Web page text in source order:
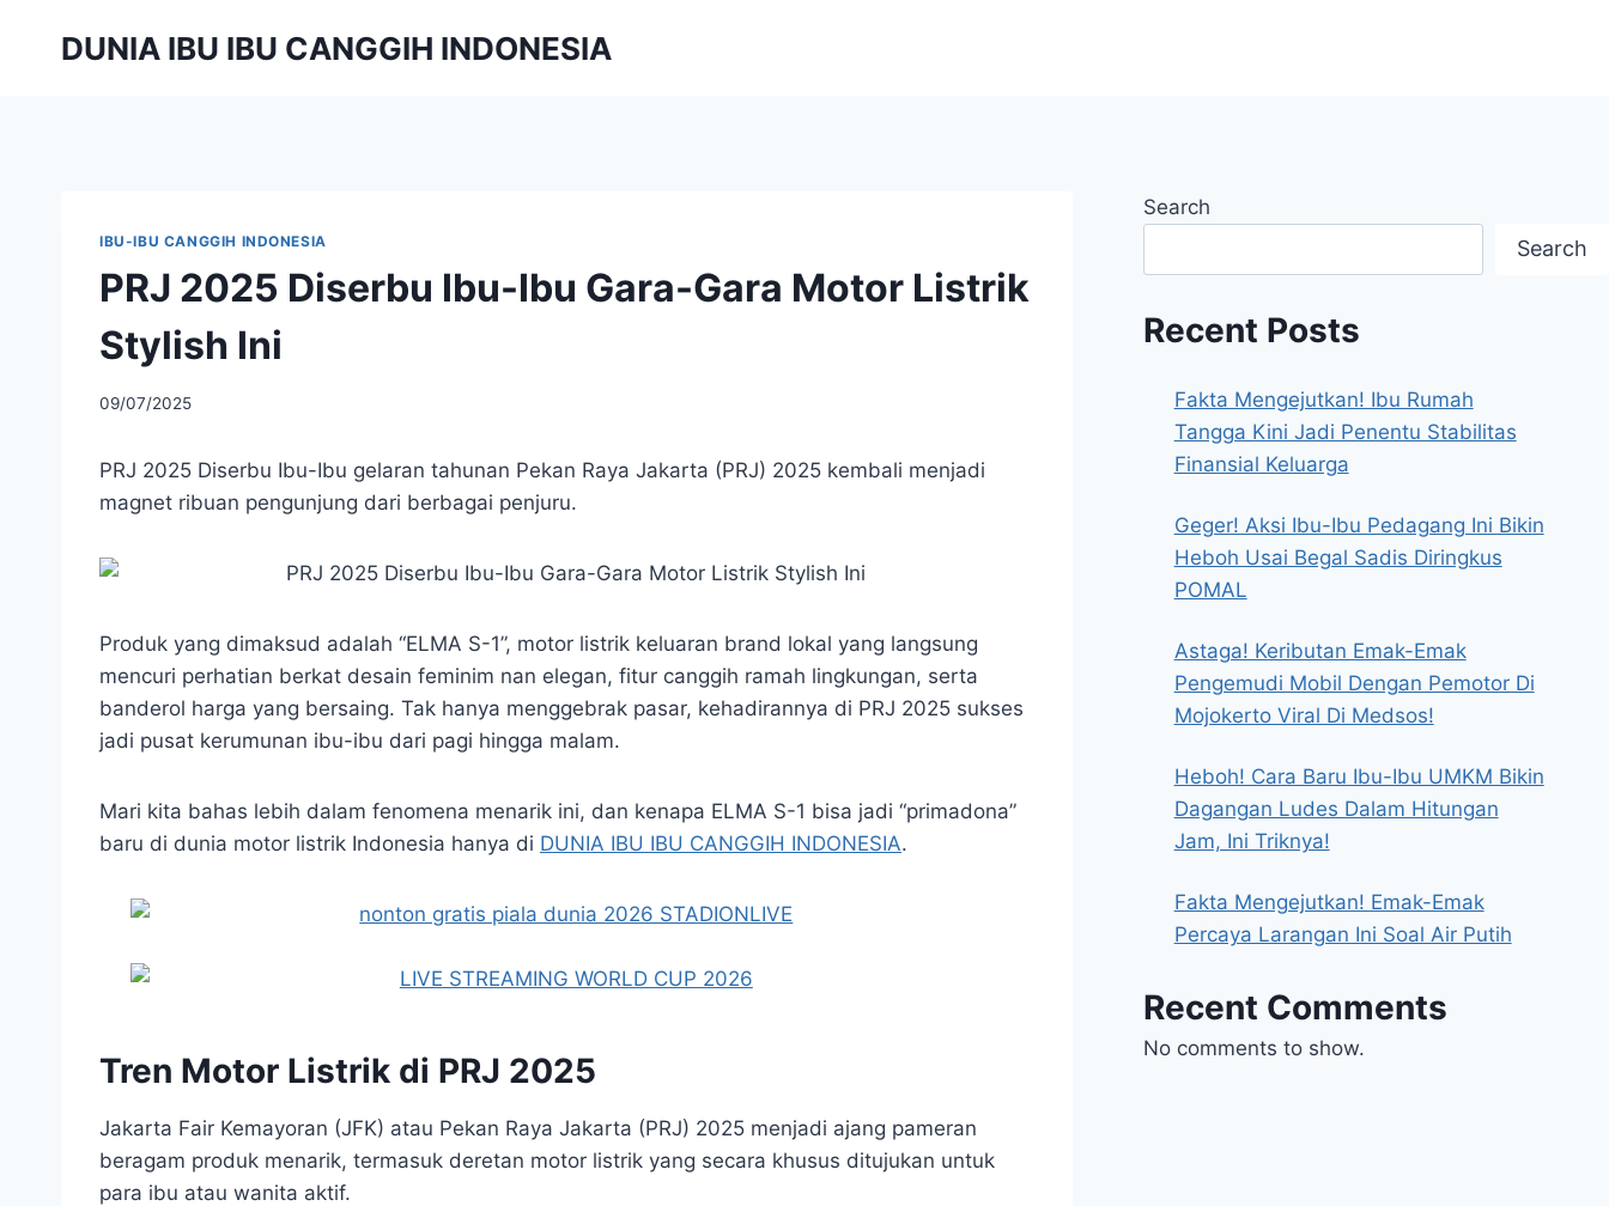
DUNIA IBU IBU CANGGIH INDONESIA
IBU-IBU CANGGIH INDONESIA
PRJ 2025 Diserbu Ibu-Ibu Gara-Gara Motor Listrik
Stylish Ini
By
09/07/2025
PRJ 2025 Diserbu Ibu-Ibu gelaran tahunan Pekan Raya Jakarta (PRJ) 2025 kembali menjadi
magnet ribuan pengunjung dari berbagai penjuru.
Produk yang dimaksud adalah “ELMA S-1”, motor listrik keluaran brand lokal yang langsung
mencuri perhatian berkat desain feminim nan elegan, fitur canggih ramah lingkungan, serta
banderol harga yang bersaing. Tak hanya menggebrak pasar, kehadirannya di PRJ 2025 sukses
jadi pusat kerumunan ibu-ibu dari pagi hingga malam.
Mari kita bahas lebih dalam fenomena menarik ini, dan kenapa ELMA S-1 bisa jadi “primadona”
baru di dunia motor listrik Indonesia hanya di DUNIA IBU IBU CANGGIH INDONESIA.
Tren Motor Listrik di PRJ 2025
Jakarta Fair Kemayoran (JFK) atau Pekan Raya Jakarta (PRJ) 2025 menjadi ajang pameran
beragam produk menarik, termasuk deretan motor listrik yang secara khusus ditujukan untuk
para ibu atau wanita aktif.
Search
Search
Recent Posts
Fakta Mengejutkan! Ibu Rumah
Tangga Kini Jadi Penentu Stabilitas
Finansial Keluarga
Geger! Aksi Ibu-Ibu Pedagang Ini Bikin
Heboh Usai Begal Sadis Diringkus
POMAL
Astaga! Keributan Emak-Emak
Pengemudi Mobil Dengan Pemotor Di
Mojokerto Viral Di Medsos!
Heboh! Cara Baru Ibu-Ibu UMKM Bikin
Dagangan Ludes Dalam Hitungan
Jam, Ini Triknya!
Fakta Mengejutkan! Emak-Emak
Percaya Larangan Ini Soal Air Putih
Recent Comments
No comments to show.